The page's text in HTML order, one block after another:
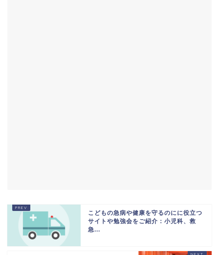
こどもの急病や健康を守るのにに役立つ
サイトや勉強会をご紹介：小児科、救
急...